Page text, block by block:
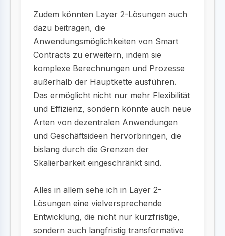
Zudem könnten Layer 2-Lösungen auch
dazu beitragen, die
Anwendungsmöglichkeiten von Smart
Contracts zu erweitern, indem sie
komplexe Berechnungen und Prozesse
außerhalb der Hauptkette ausführen.
Das ermöglicht nicht nur mehr Flexibilität
und Effizienz, sondern könnte auch neue
Arten von dezentralen Anwendungen
und Geschäftsideen hervorbringen, die
bislang durch die Grenzen der
Skalierbarkeit eingeschränkt sind.
Alles in allem sehe ich in Layer 2-
Lösungen eine vielversprechende
Entwicklung, die nicht nur kurzfristige,
sondern auch langfristig transformative